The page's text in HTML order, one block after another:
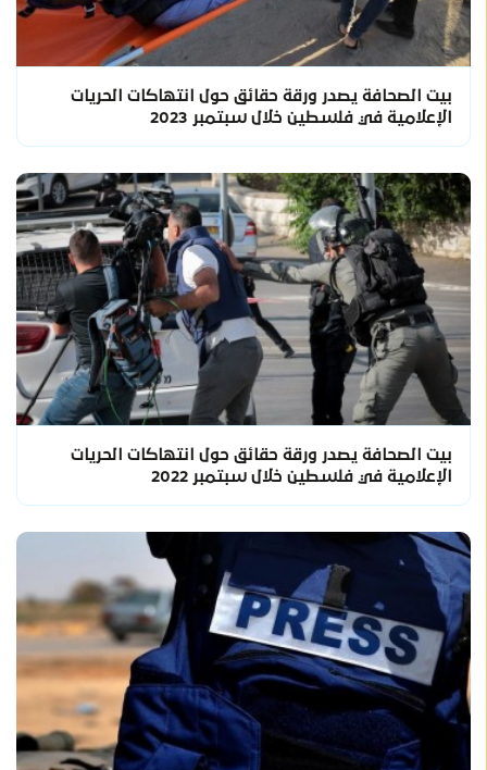
بيت الصحافة يصدر ورقة حقائق حول انتهاكات الحريات
الإعلامية في فلسطين خلال سبتمبر 2023
بيت الصحافة يصدر ورقة حقائق حول انتهاكات الحريات
الإعلامية في فلسطين خلال سبتمبر 2022